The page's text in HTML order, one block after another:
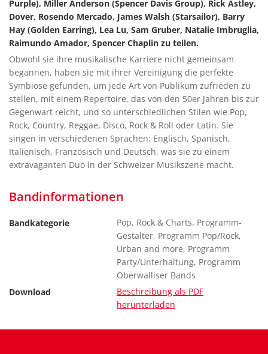
Purple), Miller Anderson (Spencer Davis Group), Rick Astley,
Dover, Rosendo Mercado, James Walsh (Starsailor), Barry
Hay (Golden Earring), Lea Lu, Sam Gruber, Natalie Imbruglia,
Raimundo Amador, Spencer Chaplin zu teilen.
Obwohl sie ihre musikalische Karriere nicht gemeinsam
begannen, haben sie mit ihrer Vereinigung die perfekte
Symbiose gefunden, um jede Art von Publikum zufrieden zu
stellen, mit einem Repertoire, das von den 50er Jahren bis zur
Gegenwart reicht, und so unterschiedlichen Stilen wie Pop,
Rock, Country, Reggae, Disco, Rock & Roll oder Latin. Sie
singen in verschiedenen Sprachen: Englisch, Spanisch,
Italienisch, Französisch und Deutsch, was sie zu einem
extravaganten Duo in der Schweizer Musikszene macht.
Bandinformationen
Bandkategorie
Pop, Rock & Charts, Programm-
Gestalter, Programm Pop/Rock,
Urban and more, Programm
Party/Unterhaltung, Programm
Oberwalliser Bands
Download
Beschreibung als PDF
herunterladen